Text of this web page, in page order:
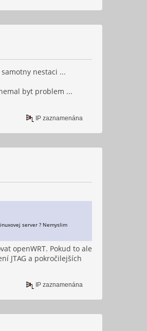
nestaci ...
byt problem ...
IP zaznamenána
server ? Nemyslim
openWRT. Pokud to ale
JTAG a pokročilejších
IP zaznamenána